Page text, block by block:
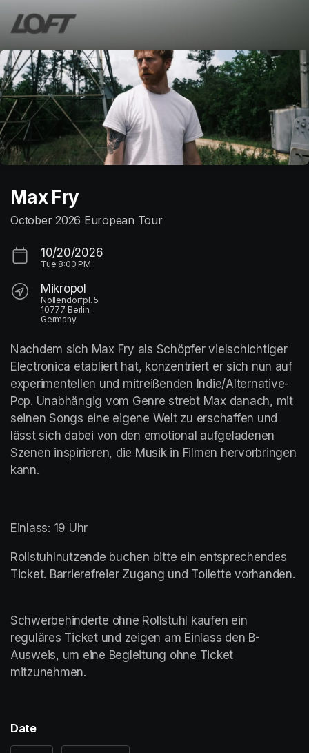
Max Fry
October 2026 European Tour
10/20/2026
Tue 8:00 PM
Mikropol
Nollendorfpl. 5
10777 Berlin
Germany
Nachdem sich Max Fry als Schöpfer vielschichtiger
Electronica etabliert hat, konzentriert er sich nun auf
experimentellen und mitreißenden Indie/Alternative-
Pop. Unabhängig vom Genre strebt Max danach, mit
seinen Songs eine eigene Welt zu erschaffen und
lässt sich dabei von den emotional aufgeladenen
Szenen inspirieren, die Musik in Filmen hervorbringen
kann.
Einlass: 19 Uhr
Rollstuhlnutzende buchen bitte ein entsprechendes
Schwerbehinderte ohne Rollstuhl kaufen ein
reguläres Ticket und zeigen am Einlass den B-
Ausweis, um eine Begleitung ohne Ticket
Date